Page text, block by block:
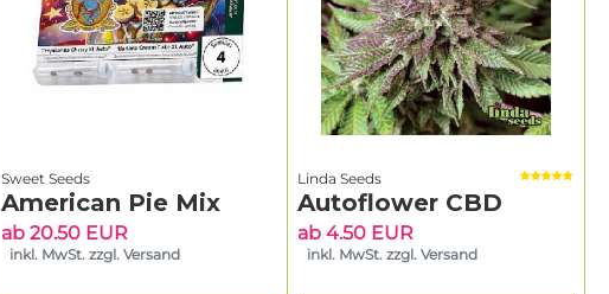
Sweet Seeds
American Pie Mix
ab 20.50 EUR
inkl. MwSt. zzgl. Versand
Linda Seeds
Autoflower CBD
ab 4.50 EUR
inkl. MwSt. zzgl. Versand